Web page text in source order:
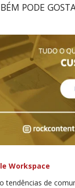
PODE
Workspace
tendências de